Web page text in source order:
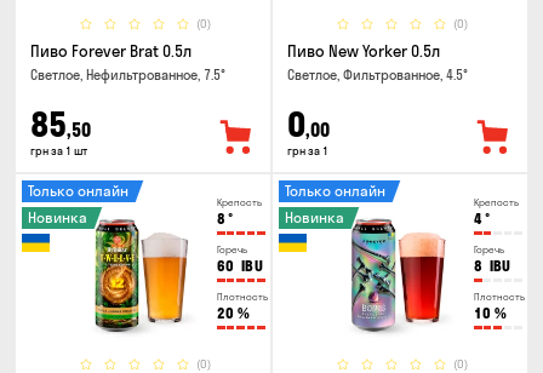
(0)
Пиво Forever Brat 0.5л
Светлое, Нефильтрованное, 7.5°
85,50
грн за 1 шт
(0)
Пиво New Yorker 0.5л
Светлое, Фильтрованное, 4.5°
0,00
грн за 1
Крепость
8 °
Горечь
60 IBU
Плотность
20 %
(0)
Только онлайн
Новинка
Крепость
4°
Горечь
8 IBU
Плотность
10 %
(0)
Только онлайн
Новинка